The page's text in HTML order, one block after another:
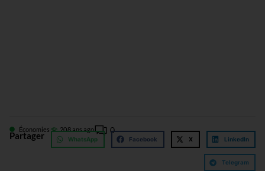
Économies 208 ans ago 0
Partager WhatsApp Facebook X LinkedIn
Telegram